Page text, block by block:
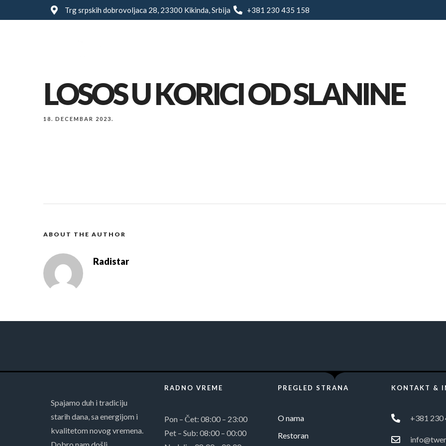
Trg srpskih dobrovoljaca 28, 23300 Kikinda, Srbija +381 230 435 158
LOSOS U KORICI OD SLANINE
18. DECEMBAR 2023.
ABOUT THE AUTHOR
Radistar
Spajamo duh i tradiciju
starih dana, sa energijom i
kvalitetom novog vremena.
Dobro nam došli.
RADNO VREME
Pon – Čet: 08:00 – 23:00
Pet – Sub: 08:00 – 00:00
PREGLED STRANA
O nama
Restoran
KONTAKT &
+381 230